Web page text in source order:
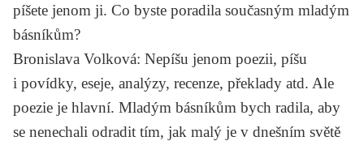
píšete jenom ji. Co byste poradila současným mladým
básníkům?
Bronislava Volková: Nepíšu jenom poezii, píšu
i povídky, eseje, analýzy, recenze, překlady atd. Ale
poezie je hlavní. Mladým básníkům bych radila, aby
se nenechali odradit tím, jak malý je v dnešním světě